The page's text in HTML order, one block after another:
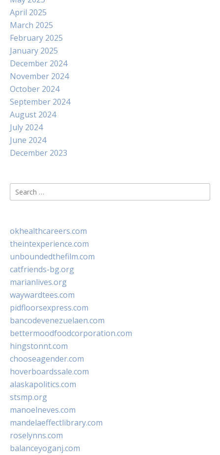
April 2025
March 2025
February 2025
January 2025
December 2024
November 2024
October 2024
September 2024
August 2024
July 2024
June 2024
December 2023
Search
for:
okhealthcareers.com
theintexperience.com
unboundedthefilm.com
catfriends-bg.org
marianlives.org
waywardtees.com
pidfloorsexpress.com
bancodevenezuelaen.com
bettermoodfoodcorporation.com
hingstonnt.com
chooseagender.com
hoverboardssale.com
alaskapolitics.com
stsmp.org
manoelneves.com
mandelaeffectlibrary.com
roselynns.com
balanceyoganj.com